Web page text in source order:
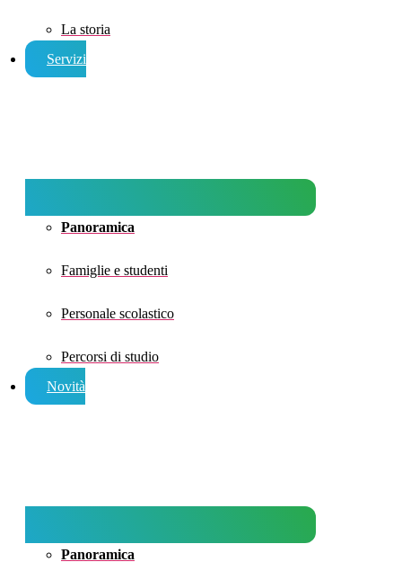
La storia
Servizi
Panoramica
Famiglie e studenti
Personale scolastico
Percorsi di studio
Novità
Panoramica